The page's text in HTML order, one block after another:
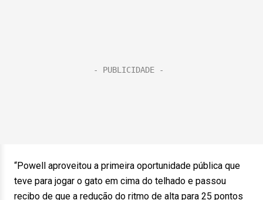
“Powell aproveitou a primeira oportunidade pública que
teve para jogar o gato em cima do telhado e passou
recibo de que a redução do ritmo de alta para 25 pontos